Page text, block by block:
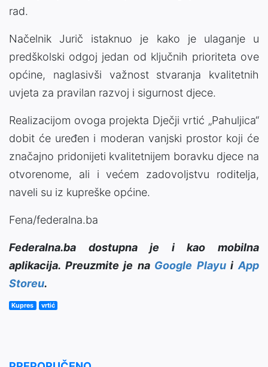
rad.
Načelnik Jurič istaknuo je kako je ulaganje u
predškolski odgoj jedan od ključnih prioriteta ove
općine, naglasivši važnost stvaranja kvalitetnih
uvjeta za pravilan razvoj i sigurnost djece.
Realizacijom ovoga projekta Dječji vrtić „Pahuljica“
dobit će uređen i moderan vanjski prostor koji će
značajno pridonijeti kvalitetnijem boravku djece na
otvorenome, ali i većem zadovoljstvu roditelja,
naveli su iz kupreške općine.
Fena/federalna.ba
Federalna.ba dostupna je i kao mobilna
aplikacija. Preuzmite je na Google PlayuiApp
Storeu.
Kupres vrtić